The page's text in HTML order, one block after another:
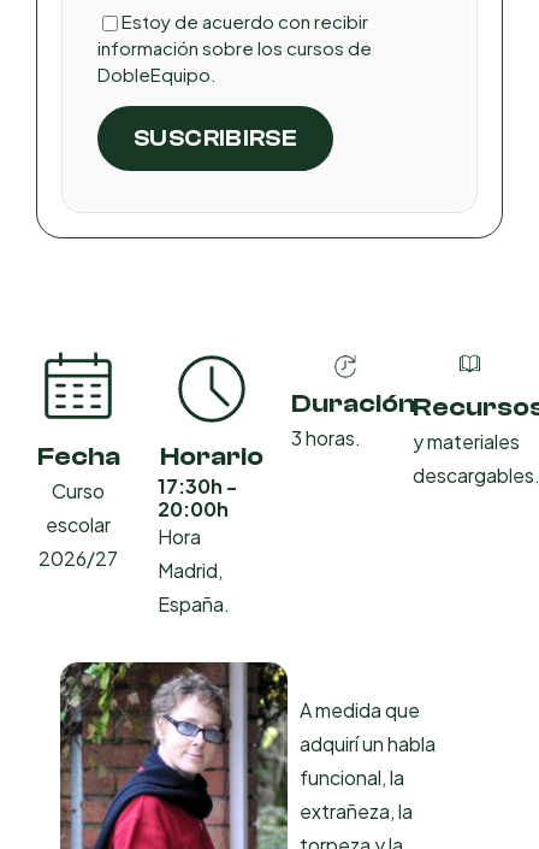
Estoy de acuerdo con recibir
información sobre los cursos de
DobleEquipo.
Fecha
Curso
escolar
2026/27​
Horario
17:30h -
20:00h
Hora
Madrid,
España.
Duración
3 horas.
y materiales
descargables.
A medida que
adquirí un habla
funcional, la
extrañeza, la